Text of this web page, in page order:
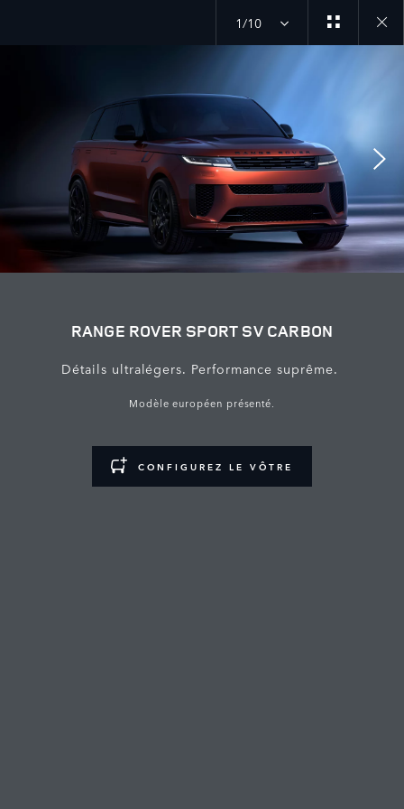
1/10
RANGE ROVER SPORT SV CARBON
Détails ultralégers. Performance suprême.
Modèle européen présenté.
CONFIGUREZ LE VÔTRE